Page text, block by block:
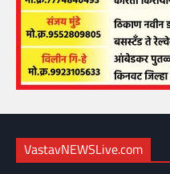
VastavNEWSLive.com